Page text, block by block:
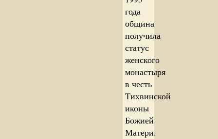
года
община
получила
статус
женского
монастыря
в честь
Тихвинской
иконы
Божией
Матери.